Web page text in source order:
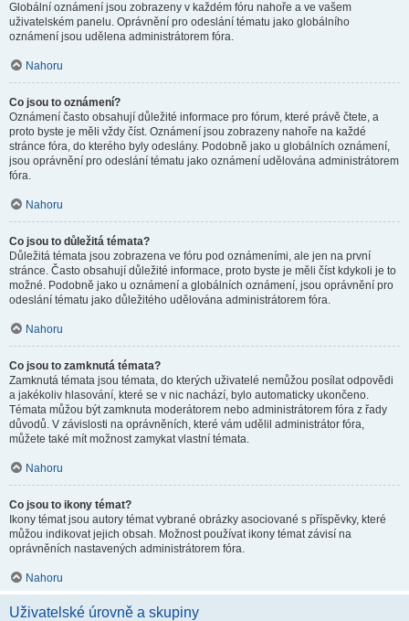
Globální oznámení jsou zobrazeny v každém fóru nahoře a ve vašem
uživatelském panelu. Oprávnění pro odeslání tématu jako globálního
oznámení jsou udělena administrátorem fóra.
Nahoru
Co jsou to oznámení?
Oznámení často obsahují důležité informace pro fórum, které právě čtete, a
proto byste je měli vždy číst. Oznámení jsou zobrazeny nahoře na každé
stránce fóra, do kterého byly odeslány. Podobně jako u globálních oznámení,
jsou oprávnění pro odeslání tématu jako oznámení udělována administrátorem
fóra.
Nahoru
Co jsou to důležitá témata?
Důležitá témata jsou zobrazena ve fóru pod oznámeními, ale jen na první
stránce. Často obsahují důležité informace, proto byste je měli číst kdykoli je to
možné. Podobně jako u oznámení a globálních oznámení, jsou oprávnění pro
odeslání tématu jako důležitého udělována administrátorem fóra.
Nahoru
Co jsou to zamknutá témata?
Zamknutá témata jsou témata, do kterých uživatelé nemůžou posílat odpovědi
a jakékoliv hlasování, které se v nic nachází, bylo automaticky ukončeno.
Témata můžou být zamknuta moderátorem nebo administrátorem fóra z řady
důvodů. V závislosti na oprávněních, které vám udělil administrátor fóra,
můžete také mít možnost zamykat vlastní témata.
Nahoru
Co jsou to ikony témat?
Ikony témat jsou autory témat vybrané obrázky asociované s příspěvky, které
můžou indikovat jejich obsah. Možnost používat ikony témat závisí na
oprávněních nastavených administrátorem fóra.
Nahoru
Uživatelské úrovně a skupiny